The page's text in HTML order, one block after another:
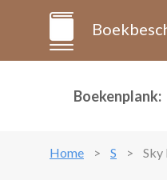
Boekenplank:
Home S Sky